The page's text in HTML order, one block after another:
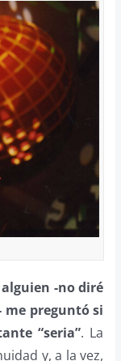
alguien -no diré
preguntó si
“seria”. La
y, a la vez,